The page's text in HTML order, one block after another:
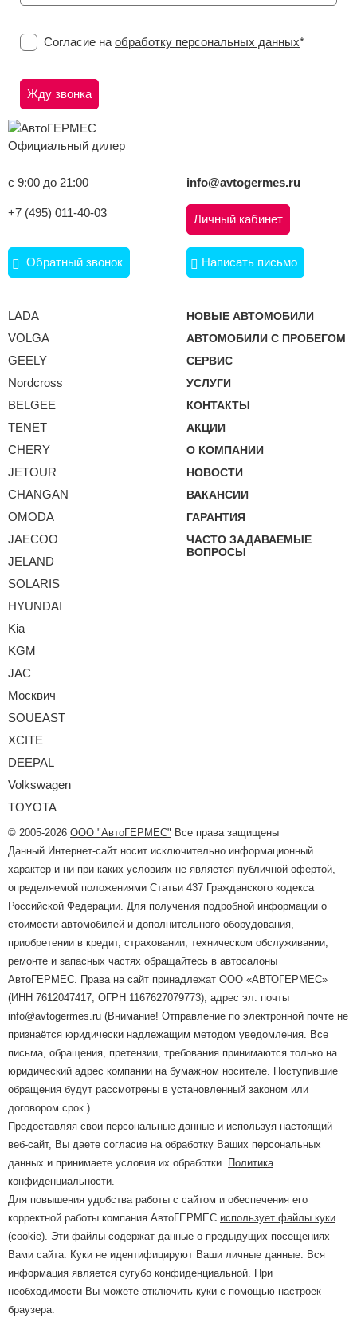
Согласие на обработку персональных данных*
Официальный дилер
с 9:00 до 21:00 info@avtogermes.ru
+7 (495) 011-40-03 Личный кабинет
Обратный звонок Написать письмо
LADA
VOLGA
GEELY
Nordcross
BELGEE
TENET
CHERY
JETOUR
CHANGAN
OMODA
JAECOO
JELAND
SOLARIS
HYUNDAI
Kia
KGM
JAC
Москвич
SOUEAST
XCITE
DEEPAL
Volkswagen
TOYOTA
НОВЫЕ АВТОМОБИЛИ
АВТОМОБИЛИ С ПРОБЕГОМ
СЕРВИС
УСЛУГИ
КОНТАКТЫ
АКЦИИ
О КОМПАНИИ
НОВОСТИ
ВАКАНСИИ
ГАРАНТИЯ
ЧАСТО ЗАДАВАЕМЫЕ
ВОПРОСЫ
© 2005-2026 ООО "АвтоГЕРМЕС" Все права защищены
Данный Интернет-сайт носит исключительно информационный
характер и ни при каких условиях не является публичной офертой,
определяемой положениями Статьи 437 Гражданского кодекса
Российской Федерации. Для получения подробной информации о
стоимости автомобилей и дополнительного оборудования,
приобретении в кредит, страховании, техническом обслуживании,
ремонте и запасных частях обращайтесь в автосалоны
АвтоГЕРМЕС. Права на сайт принадлежат ООО «АВТОГЕРМЕС»
(ИНН 7612047417, ОГРН 1167627079773), адрес эл. почты
info@avtogermes.ru (Внимание! Отправление по электронной почте не
признаётся юридически надлежащим методом уведомления. Все
письма, обращения, претензии, требования принимаются только на
юридический адрес компании на бумажном носителе. Поступившие
обращения будут рассмотрены в установленный законом или
договором срок.)
Предоставляя свои персональные данные и используя настоящий
веб-сайт, Вы даете согласие на обработку Ваших персональных
данных и принимаете условия их обработки. Политика
конфиденциальности.
Для повышения удобства работы с сайтом и обеспечения его
корректной работы компания АвтоГЕРМЕС использует файлы куки
(cookie). Эти файлы содержат данные о предыдущих посещениях
Вами сайта. Куки не идентифицируют Ваши личные данные. Вся
информация является сугубо конфиденциальной. При
необходимости Вы можете отключить куки с помощью настроек
браузера.